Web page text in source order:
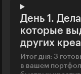
День 1.
которые
других
Итог дня: 3
в вашем